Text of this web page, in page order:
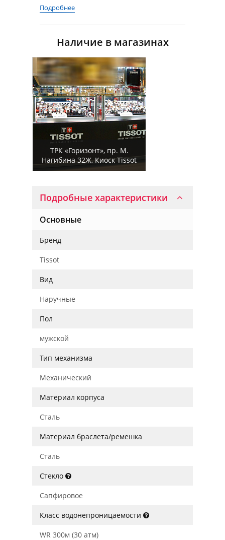
Подробнее
Наличие в магазинах
ТРК «Горизонт», пр. М.
Нагибина 32Ж, Киоск Tissot
Подробные характеристики
Основные
Бренд
Tissot
Вид
Наручные
Пол
мужской
Тип механизма
Механический
Материал корпуса
Сталь
Материал браслета/ремешка
Сталь
Стекло
Сапфировое
Класс водонепроницаемости
WR 300м (30 атм)